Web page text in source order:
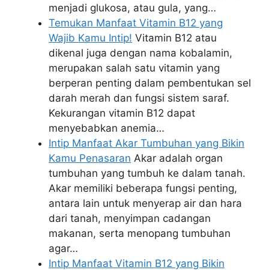
menjadi glukosa, atau gula, yang…
Temukan Manfaat Vitamin B12 yang
Wajib Kamu Intip! Vitamin B12 atau
dikenal juga dengan nama kobalamin,
merupakan salah satu vitamin yang
berperan penting dalam pembentukan sel
darah merah dan fungsi sistem saraf.
Kekurangan vitamin B12 dapat
menyebabkan anemia…
Intip Manfaat Akar Tumbuhan yang Bikin
Kamu Penasaran Akar adalah organ
tumbuhan yang tumbuh ke dalam tanah.
Akar memiliki beberapa fungsi penting,
antara lain untuk menyerap air dan hara
dari tanah, menyimpan cadangan
makanan, serta menopang tumbuhan
agar…
Intip Manfaat Vitamin B12 yang Bikin